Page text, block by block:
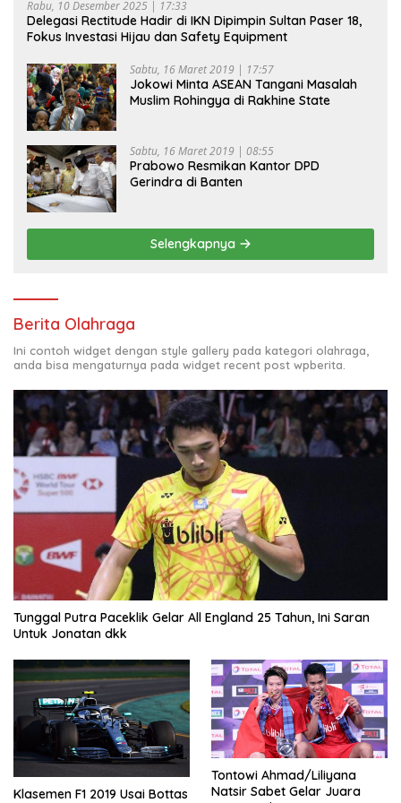
Rabu, 10 Desember 2025 | 17:33
Delegasi Rectitude Hadir di IKN Dipimpin Sultan Paser 18,
Fokus Investasi Hijau dan Safety Equipment
Sabtu, 16 Maret 2019 | 17:57
Jokowi Minta ASEAN Tangani Masalah
Muslim Rohingya di Rakhine State
Sabtu, 16 Maret 2019 | 08:55
Prabowo Resmikan Kantor DPD
Gerindra di Banten
Selengkapnya
Berita Olahraga
Ini contoh widget dengan style gallery pada kategori olahraga,
anda bisa mengaturnya pada widget recent post wpberita.
Tunggal Putra Paceklik Gelar All England 25 Tahun, Ini Saran
Untuk Jonatan dkk
Klasemen F1 2019 Usai Bottas
Tontowi Ahmad/Liliyana
Natsir Sabet Gelar Juara